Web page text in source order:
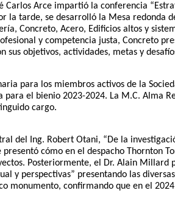
Carlos Arce impartió la conferencia
la tarde, se desarrolló la Mesa redonda
Concreto, Acero, Edificios altos y
y competencia justa, Concreto
sus objetivos, actividades, metas y
para los miembros activos de la
el bienio 2023-2024. La M.C. Alma
cargo.
del Ing. Robert Otani, “De la
cómo en el despacho Thornton
Posteriormente, el Dr. Alain Millard
y perspectivas” presentando las
monumento, confirmando que en el